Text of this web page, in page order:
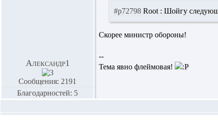
Александр1
Сообщения: 2191
Благодарностей: 5
#p72798 Root : Шойгу
Скорее министр обороны!
--
Тема явно флеймовая!